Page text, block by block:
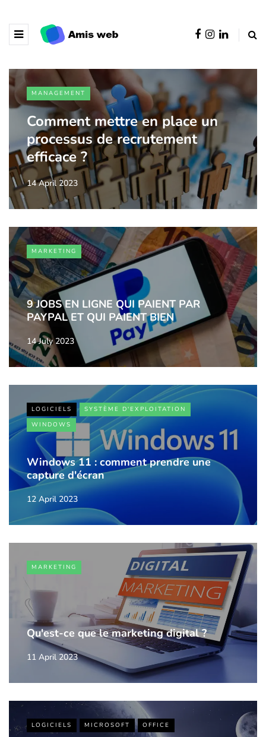
MANAGEMENT
Comment mettre en place un
processus de recrutement
efficace ?
14 April 2023
MARKETING
9 JOBS EN LIGNE QUI PAIENT PAR
PAYPAL ET QUI PAIENT BIEN
14 July 2023
LOGICIELS
SYSTÈME D'EXPLOITATION
WINDOWS
Windows 11 : comment prendre une
capture d'écran
12 April 2023
MARKETING
Qu'est-ce que le marketing digital ?
11 April 2023
LOGICIELS MICROSOFT OFFICE